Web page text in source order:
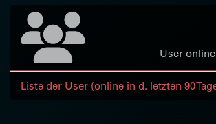
User
Liste der User (online in d. letzten 90